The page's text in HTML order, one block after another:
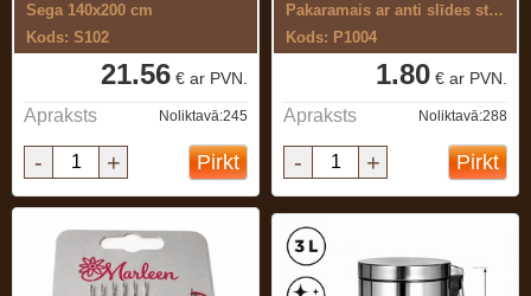
Sega 140x200 cm
Kods: S102
21.56 € ar PVN.
Apraksts Noliktavā:245
- + Pirkt
Pakaramais ar anti slīdes stieni ...
Kods: P1004
1.80 € ar PVN.
Apraksts Noliktavā:288
- + Pirkt